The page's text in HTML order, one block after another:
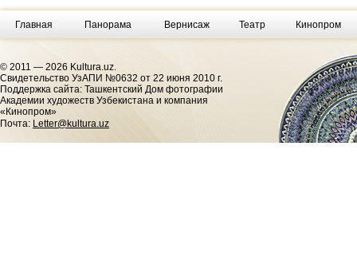
Главная Панорама Вернисаж Театр Кинопром
© 2011 — 2026 Kultura.uz.
Cвидетельство УзАПИ №0632 от 22 июня 2010 г.
Поддержка сайта: Ташкентский Дом фотографии
Академии художеств Узбекистана и компания
«Кинопром»
Почта: Letter@kultura.uz